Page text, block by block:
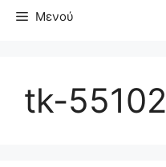
Μενού
tk-55102